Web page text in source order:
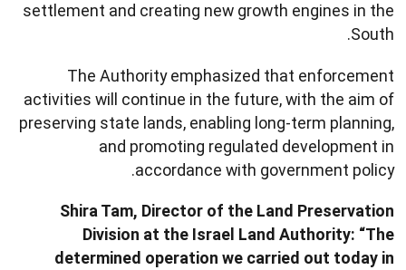
settlement and creating new growth engines in the
South.
The Authority emphasized that enforcement
activities will continue in the future, with the aim of
preserving state lands, enabling long-term planning,
and promoting regulated development in
accordance with government policy.
Shira Tam, Director of the Land Preservation
Division at the Israel Land Authority: “The
determined operation we carried out today in